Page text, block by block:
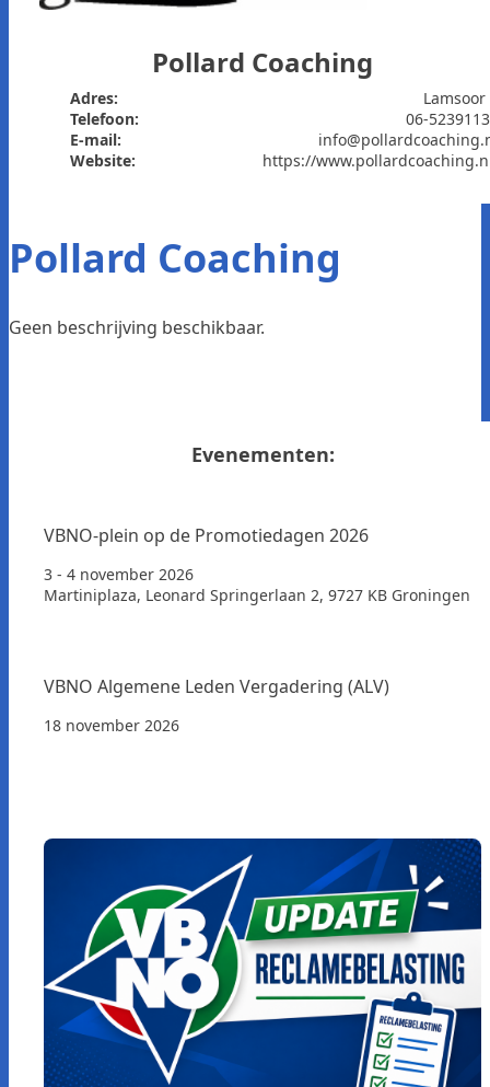
Pollard Coaching
Adres:
Lamsoor
Telefoon:
06-
E-mail:
Website:
https://
Pollard Coaching
Geen beschrijving beschikbaar.
Evenementen:
VBNO-plein op de Promotiedagen 2026
3 - 4 november 2026
Martiniplaza, Leonard Springerlaan 2, 9727 KB Groningen
VBNO Algemene Leden Vergadering (ALV)
18 november 2026